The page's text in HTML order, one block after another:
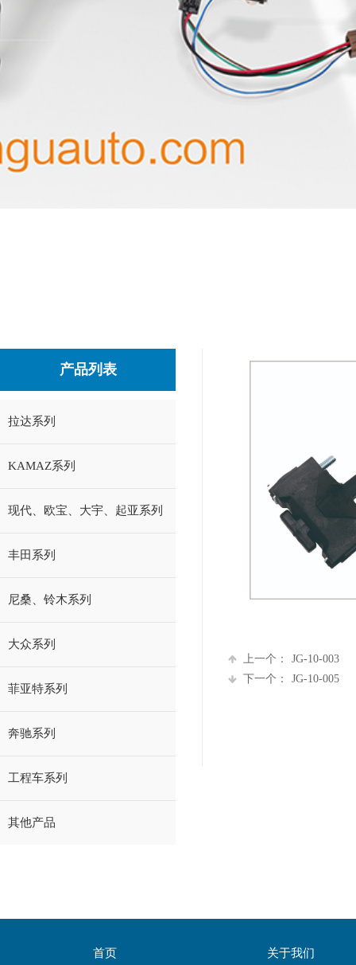
上一个：
JG-10-003
下一个：
JG-10-005
产品列表
拉达系列
KAMAZ系列
现代、欧宝、大宇、起亚系列
丰田系列
尼桑、铃木系列
大众系列
菲亚特系列
奔驰系列
工程车系列
其他产品
首页 关于我们